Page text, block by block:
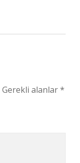
Gerekli alanlar*